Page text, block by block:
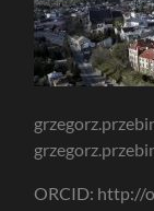
ORCID: http://